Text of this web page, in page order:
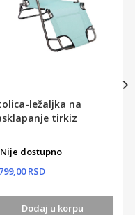
ležaljka na
tirkiz
Nije dostupno
RSD
Dodaj u korpu